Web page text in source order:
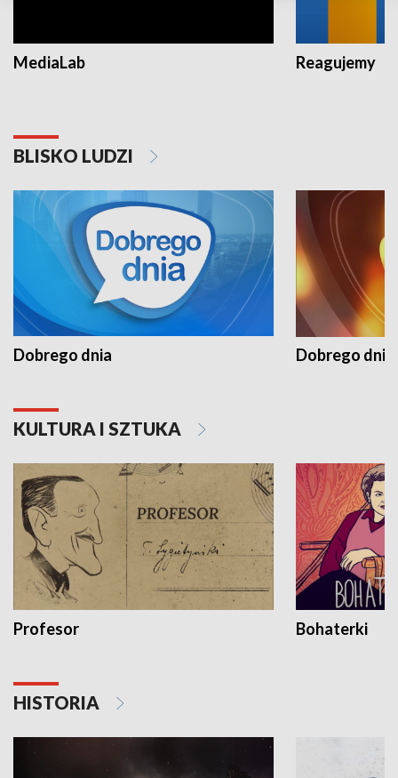
MediaLab Reagujemy
BLISKO LUDZI
Dobrego dnia Dobrego dnia
KULTURA I SZTUKA
Profesor Bohaterki
HISTORIA